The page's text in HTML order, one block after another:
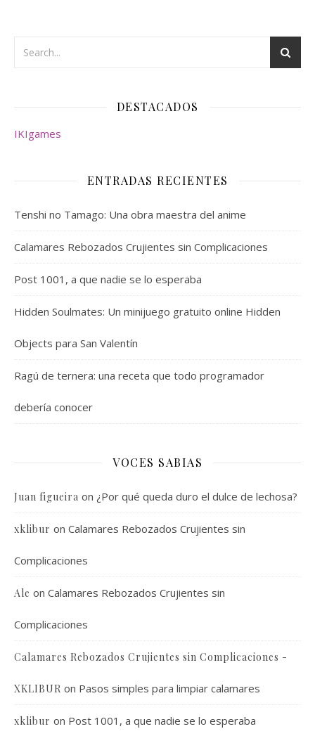
DESTACADOS
IKIgames
ENTRADAS RECIENTES
Tenshi no Tamago: Una obra maestra del anime
Calamares Rebozados Crujientes sin Complicaciones
Post 1001, a que nadie se lo esperaba
Hidden Soulmates: Un minijuego gratuito online Hidden
Objects para San Valentín
Ragú de ternera: una receta que todo programador
debería conocer
VOCES SABIAS
Juan figueira on ¿Por qué queda duro el dulce de lechosa?
xklibur on Calamares Rebozados Crujientes sin
Complicaciones
Ale on Calamares Rebozados Crujientes sin
Complicaciones
Calamares Rebozados Crujientes sin Complicaciones -
XKLIBUR on Pasos simples para limpiar calamares
xklibur on Post 1001, a que nadie se lo esperaba